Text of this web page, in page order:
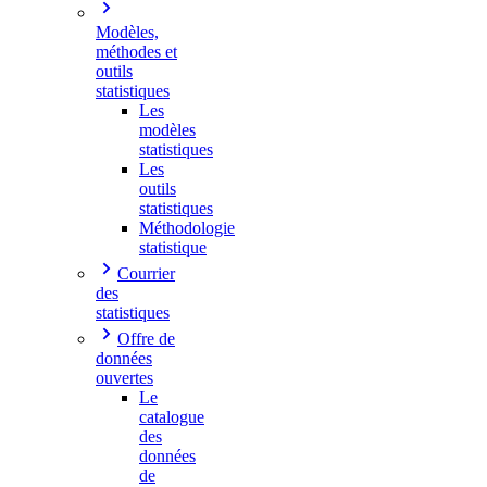
Modèles,
méthodes et
outils
statistiques
Les
modèles
statistiques
Les
outils
statistiques
Méthodologie
statistique
Courrier
des
statistiques
Offre de
données
ouvertes
Le
catalogue
des
données
de